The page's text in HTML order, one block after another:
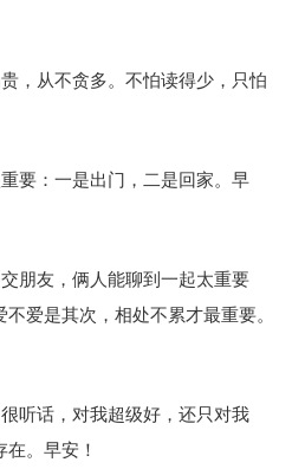
，从不贪多。不怕读得少，只怕
要：一是出门，二是回家。早
朋友，俩人能聊到一起太重要
爱是其次，相处不累才最重要。
听话，对我超级好，还只对我
。早安！